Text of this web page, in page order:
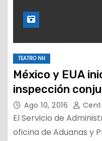
TEATRO NH
México y EUA
inspección
Ago 10, 2016
El Servicio de
oficina de Aduanas y